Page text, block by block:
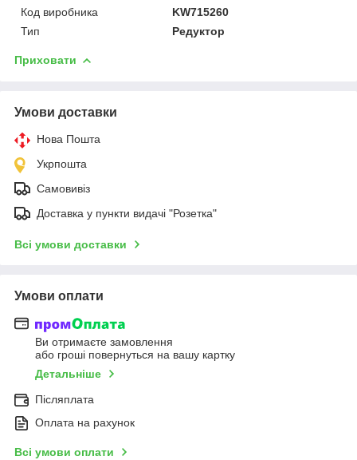
Код виробника
KW715260
Тип
Редуктор
Приховати
Умови доставки
Нова Пошта
Укрпошта
Самовивіз
Доставка у пункти видачі "Розетка"
Всі умови доставки
Умови оплати
Ви отримаєте замовлення
або гроші повернуться на вашу картку
Детальніше
Післяплата
Оплата на рахунок
Всі умови оплати